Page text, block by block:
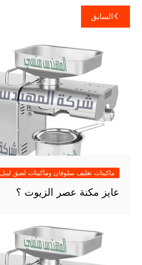
تصفّح
المقالات
السابق
ماكينات تغليف سلوفان وماكينات لصق ليبل
عايز مكنة عصر الزيوت ؟